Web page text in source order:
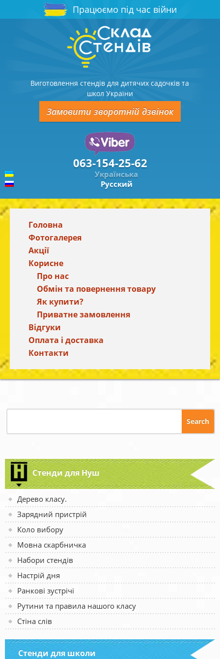
Працюємо під час війни
Виготовлення стендів для дитячих садочків та
школ України
Замовити зворотній дзвінок
063-154-25-62
Українська
Русский
Головна
Фотогалерея
Акції
Корисне
Про нас
Обмін та повернення товару
Як купити?
Приватне замовлення
Відгуки
Оплата і доставка
Контакти
Стенди для Нуш
Дерево класу.
Зарядний пристрій
Коло вибору
Мовна скарбничка
Набори стендів
Настрій дня
Ранкові зустрічі
Рутини та правила нашого класу
Стіна слів
Стенди для школи